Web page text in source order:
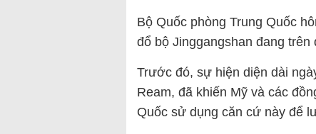
Bộ Quốc phòng Trung Quốc
đổ bộ Jinggangshan đang
Trước đó, sự hiện diện dài
Ream, đã khiến Mỹ và các
Quốc sử dụng căn cứ này để